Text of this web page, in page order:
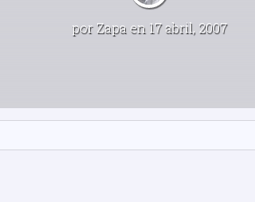
porZapa en 17 abril, 2007